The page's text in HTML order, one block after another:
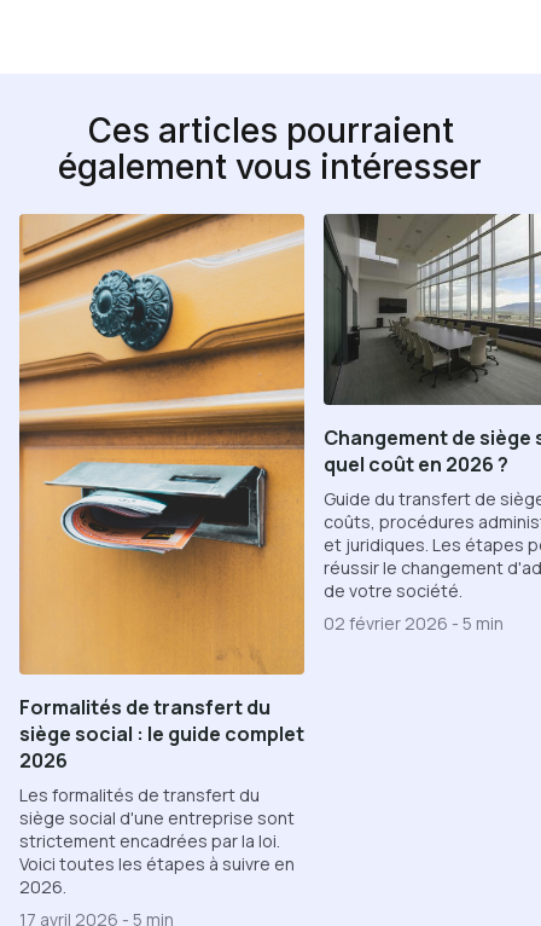
Ces articles pourraient
également vous intéresser
Formalités de transfert du
siège social : le guide complet
2026
Les formalités de transfert du
siège social d'une entreprise sont
strictement encadrées par la loi.
Voici toutes les étapes à suivre en
2026.
17 avril 2026 - 5 min
Changement de siège
quel coût en 2026 ?
Guide du transfert de
coûts, procédures
et juridiques. Les étapes
réussir le changement
de votre société.
02 février 2026 - 5 min